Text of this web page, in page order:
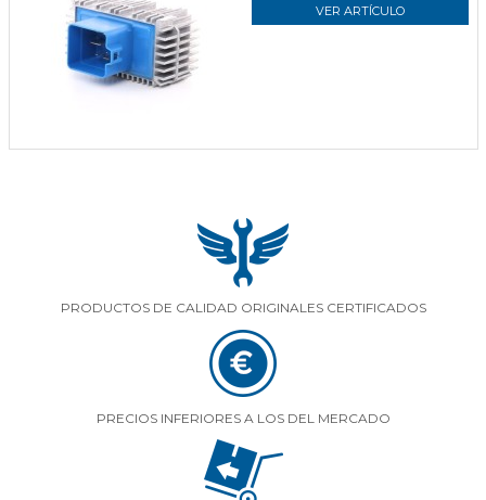
VER ARTÍCULO
PRODUCTOS DE CALIDAD ORIGINALES CERTIFICADOS
PRECIOS INFERIORES A LOS DEL MERCADO